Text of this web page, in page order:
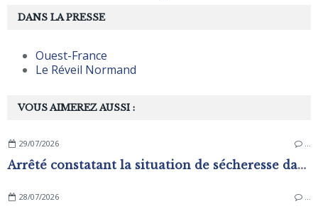
VOUS AIMEREZ AUSSI :
29/07/2026 …
Arrêté constatant la situation de sécheresse dans les zones d'alerte du département de L'Orne
28/07/2026 …
DANS LA PRESSE
Ouest-France
Le Réveil Normand